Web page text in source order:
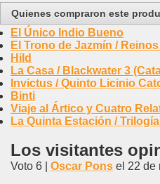
Quienes compraron este
El Único Indio Bueno
El Trono de Jazmín /
Hild
La Casa / Blackwater 3
Invictus / Quinto Licinio
Binti
Viaje al Ártico y Cuatro
La Quinta Estación /
Los visitantes
Voto 6 | Oscar Pons el 22 de